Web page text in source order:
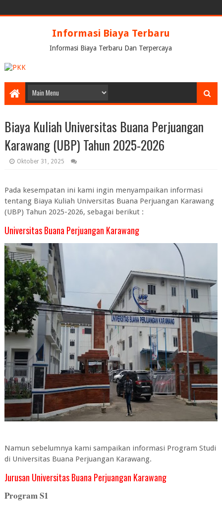
Informasi Biaya Terbaru
Informasi Biaya Terbaru Dan Terpercaya
Biaya Kuliah Universitas Buana Perjuangan
Karawang (UBP) Tahun 2025-2026
Oktober 31, 2025
Pada kesempatan ini kami ingin menyampaikan informasi
tentang Biaya Kuliah Universitas Buana Perjuangan Karawang
(UBP) Tahun 2025-2026, sebagai berikut :
Universitas Buana Perjuangan Karawang
Namun sebelumnya kami sampaikan informasi Program Studi
di Universitas Buana Perjuangan Karawang.
Jurusan Universitas Buana Perjuangan Karawang
Program S1